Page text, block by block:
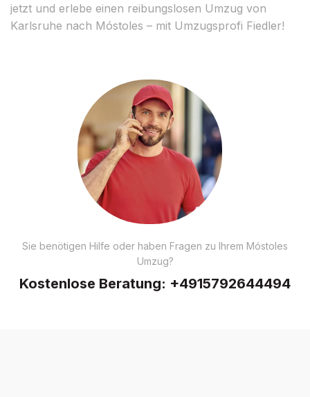
jetzt und erlebe einen reibungslosen Umzug von
Karlsruhe nach Móstoles – mit Umzugsprofi Fiedler!
Sie benötigen Hilfe oder haben Fragen zu Ihrem Móstoles
Umzug?
Kostenlose Beratung: +4915792644494